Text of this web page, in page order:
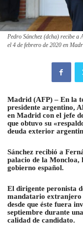
Pedro Sánchez (dcha) recibe a
el 4 de febrero de 2020 en
Madrid (AFP) – En la
presidente argentino,
en Madrid con el jefe
que obtuvo su
deuda exterior
Sánchez recibió a
palacio de la Moncloa,
gobierno español.
El dirigente peronista
mandatario extranjero
desde que éste fuera
septiembre durante
calidad de candidato.